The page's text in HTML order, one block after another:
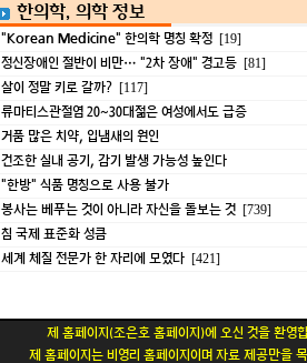
한의학, 의학 정보
"Korean Medicine" 한의학 명칭 확정 [19]
정신장애인 절반이 비만… "2차 장애" 경고등 [81]
살이 정말 키로 갈까? [117]
류마티스관절염 20~30대젊은 여성에서도 급증
거품 많은 치약, 입냄새의 원인
건조한 실내 공기, 감기 발생 가능성 높인다
"한방" 식품 명칭으로 사용 불가
봉사는 베푸는 것이 아니라 자신을 돌보는 것 [739]
침 국제 표준화 성큼
세계 체질 전문가 한 자리에 모였다 [421]
제 홈페이지(조은호 홈페이지)에 오신 것을 환영
제 홈페이지는 비영리 홈페이지이며 자료 제공만을